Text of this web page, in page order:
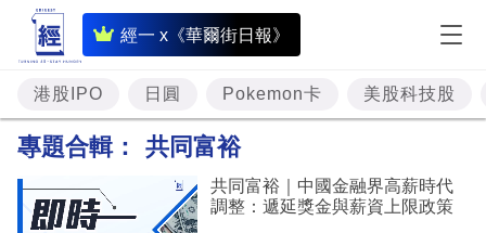
經一 x《華爾街日報》
即
時
財
經
港股IPO 日圓 Pokemon卡 美股科技股
專題合輯： 共同富裕
共同富裕｜中國金融界高薪時代
調整：遞延獎金與薪資上限政策